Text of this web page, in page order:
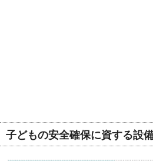
子どもの安全確保に資する設